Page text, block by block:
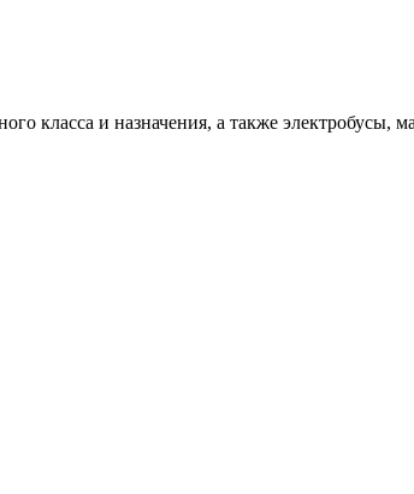
класса и назначения, а также электробусы,